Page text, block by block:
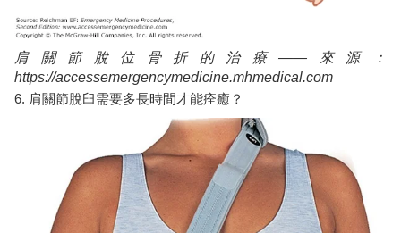
肩關節脫位骨折的治療——來源：
https://accessemergencymedicine.mhmedical.com
6. 肩關節脫臼需要多長時間才能痊癒？